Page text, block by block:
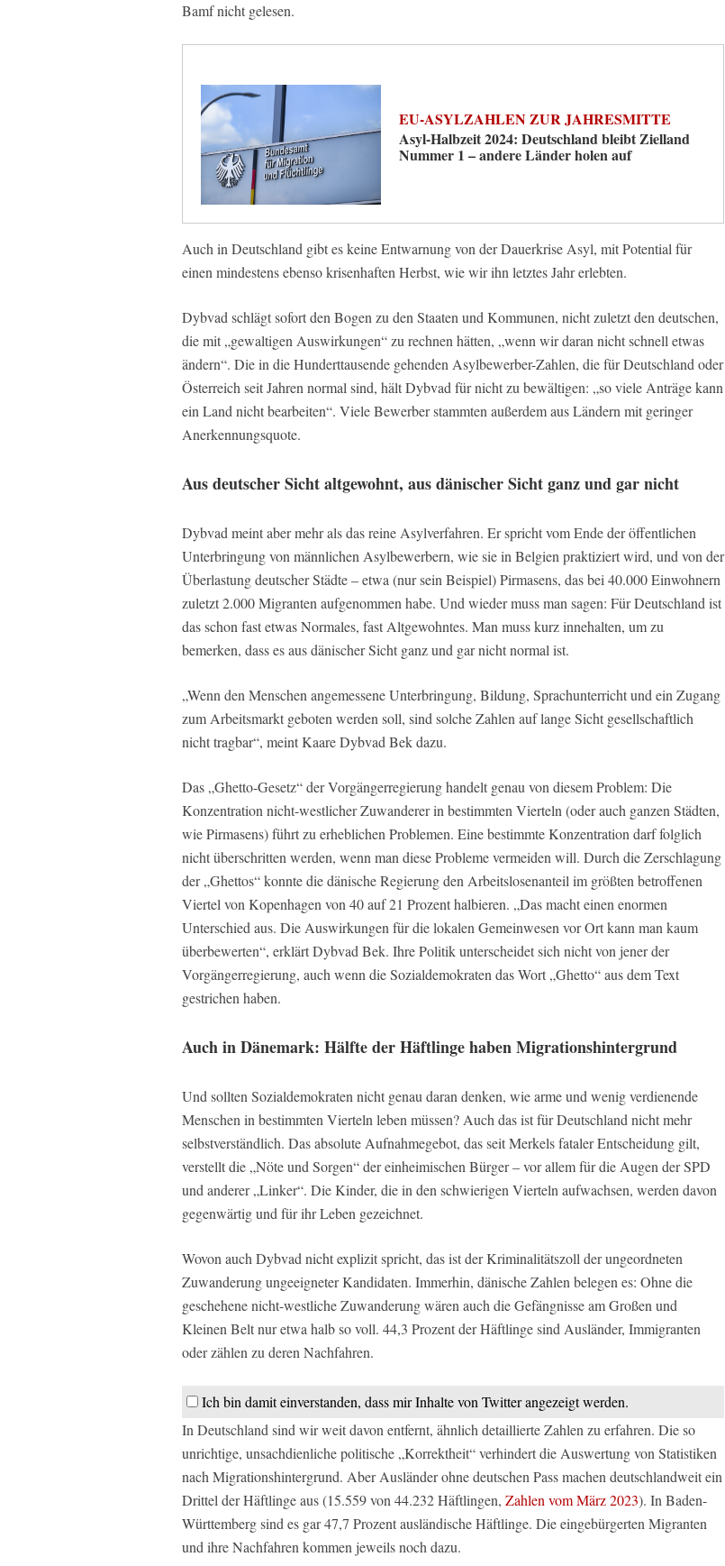
Bamf nicht gelesen.
EU-ASYLZAHLEN ZUR JAHRESMITTE
Asyl-Halbzeit 2024: Deutschland bleibt Zielland
Nummer 1 – andere Länder holen auf
Auch in Deutschland gibt es keine Entwarnung von der Dauerkrise Asyl, mit Potential für
einen mindestens ebenso krisenhaften Herbst, wie wir ihn letztes Jahr erlebten.
Dybvad schlägt sofort den Bogen zu den Staaten und Kommunen, nicht zuletzt den deutschen,
die mit „gewaltigen Auswirkungen“ zu rechnen hätten, „wenn wir daran nicht schnell etwas
ändern“. Die in die Hunderttausende gehenden Asylbewerber-Zahlen, die für Deutschland oder
Österreich seit Jahren normal sind, hält Dybvad für nicht zu bewältigen: „so viele Anträge kann
ein Land nicht bearbeiten“. Viele Bewerber stammten außerdem aus Ländern mit geringer
Anerkennungsquote.
Aus deutscher Sicht altgewohnt, aus dänischer Sicht ganz und gar nicht
Dybvad meint aber mehr als das reine Asylverfahren. Er spricht vom Ende der öffentlichen
Unterbringung von männlichen Asylbewerbern, wie sie in Belgien praktiziert wird, und von der
Überlastung deutscher Städte – etwa (nur sein Beispiel) Pirmasens, das bei 40.000 Einwohnern
zuletzt 2.000 Migranten aufgenommen habe. Und wieder muss man sagen: Für Deutschland ist
das schon fast etwas Normales, fast Altgewohntes. Man muss kurz innehalten, um zu
bemerken, dass es aus dänischer Sicht ganz und gar nicht normal ist.
„Wenn den Menschen angemessene Unterbringung, Bildung, Sprachunterricht und ein Zugang
zum Arbeitsmarkt geboten werden soll, sind solche Zahlen auf lange Sicht gesellschaftlich
nicht tragbar“, meint Kaare Dybvad Bek dazu.
Das „Ghetto-Gesetz“ der Vorgängerregierung handelt genau von diesem Problem: Die
Konzentration nicht-westlicher Zuwanderer in bestimmten Vierteln (oder auch ganzen Städten,
wie Pirmasens) führt zu erheblichen Problemen. Eine bestimmte Konzentration darf folglich
nicht überschritten werden, wenn man diese Probleme vermeiden will. Durch die Zerschlagung
der „Ghettos“ konnte die dänische Regierung den Arbeitslosenanteil im größten betroffenen
Viertel von Kopenhagen von 40 auf 21 Prozent halbieren. „Das macht einen enormen
Unterschied aus. Die Auswirkungen für die lokalen Gemeinwesen vor Ort kann man kaum
überbewerten“, erklärt Dybvad Bek. Ihre Politik unterscheidet sich nicht von jener der
Vorgängerregierung, auch wenn die Sozialdemokraten das Wort „Ghetto“ aus dem Text
gestrichen haben.
Auch in Dänemark: Hälfte der Häftlinge haben Migrationshintergrund
Und sollten Sozialdemokraten nicht genau daran denken, wie arme und wenig verdienende
Menschen in bestimmten Vierteln leben müssen? Auch das ist für Deutschland nicht mehr
selbstverständlich. Das absolute Aufnahmegebot, das seit Merkels fataler Entscheidung gilt,
verstellt die „Nöte und Sorgen“ der einheimischen Bürger – vor allem für die Augen der SPD
und anderer „Linker“. Die Kinder, die in den schwierigen Vierteln aufwachsen, werden davon
gegenwärtig und für ihr Leben gezeichnet.
Wovon auch Dybvad nicht explizit spricht, das ist der Kriminalitätszoll der ungeordneten
Zuwanderung ungeeigneter Kandidaten. Immerhin, dänische Zahlen belegen es: Ohne die
geschehene nicht-westliche Zuwanderung wären auch die Gefängnisse am Großen und
Kleinen Belt nur etwa halb so voll. 44,3 Prozent der Häftlinge sind Ausländer, Immigranten
oder zählen zu deren Nachfahren.
Ich bin damit einverstanden, dass mir Inhalte von Twitter angezeigt werden.
In Deutschland sind wir weit davon entfernt, ähnlich detaillierte Zahlen zu erfahren. Die so
unrichtige, unsachdienliche politische „Korrektheit“ verhindert die Auswertung von Statistiken
nach Migrationshintergrund. Aber Ausländer ohne deutschen Pass machen deutschlandweit ein
Drittel der Häftlinge aus (15.559 von 44.232 Häftlingen, Zahlen vom März 2023). In Baden-
Württemberg sind es gar 47,7 Prozent ausländische Häftlinge. Die eingebürgerten Migranten
und ihre Nachfahren kommen jeweils noch dazu.